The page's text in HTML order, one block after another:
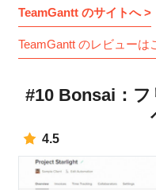
TeamGantt のサイトへ >
TeamGantt のレビューは
#10 Bonsai：
4.5